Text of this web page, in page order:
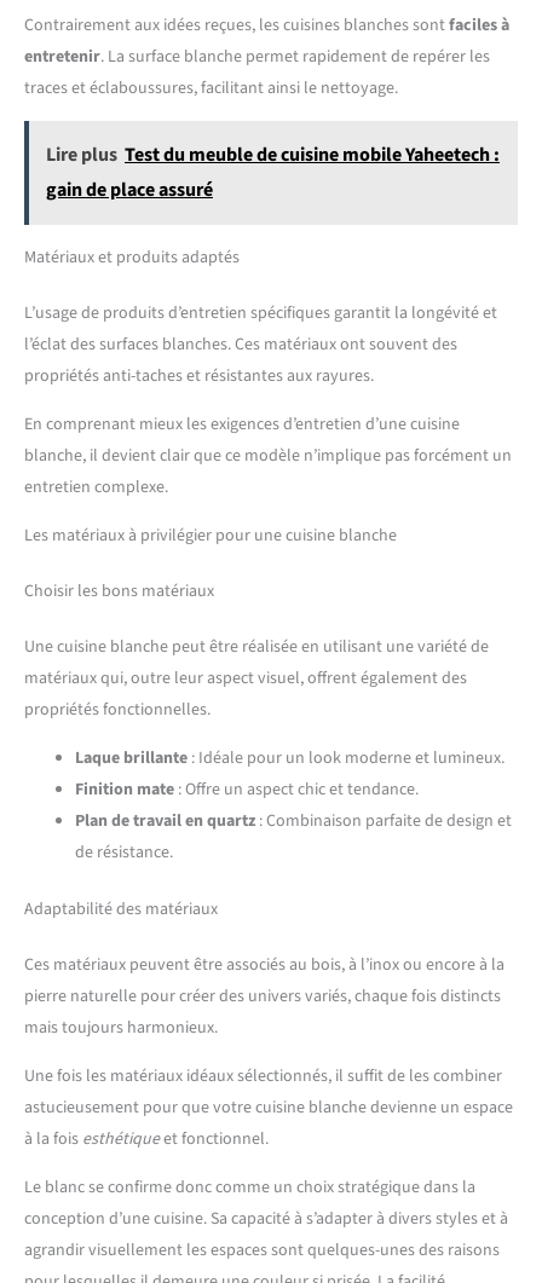
Contrairement aux idées reçues, les cuisines blanches sontfaciles à
entretenir. La surface blanche permet rapidement de repérer les
traces et éclaboussures, facilitant ainsi le nettoyage.
Lire plus Test du meuble de cuisine mobile Yaheetech :
gain de place assuré
Matériaux et produits adaptés
L’usage de produits d’entretien spécifiques garantit la longévité et
l’éclat des surfaces blanches. Ces matériaux ont souvent des
propriétés anti-taches et résistantes aux rayures.
En comprenant mieux les exigences d’entretien d’une cuisine
blanche, il devient clair que ce modèle n’implique pas forcément un
entretien complexe.
Les matériaux à privilégier pour une cuisine blanche
Choisir les bons matériaux
Une cuisine blanche peut être réalisée en utilisant une variété de
matériaux qui, outre leur aspect visuel, offrent également des
propriétés fonctionnelles.
Laque brillante : Idéale pour un look moderne et lumineux.
Finition mate : Offre un aspect chic et tendance.
Plan de travail en quartz : Combinaison parfaite de design et
de résistance.
Adaptabilité des matériaux
Ces matériaux peuvent être associés au bois, à l’inox ou encore à la
pierre naturelle pour créer des univers variés, chaque fois distincts
mais toujours harmonieux.
Une fois les matériaux idéaux sélectionnés, il suffit de les combiner
astucieusement pour que votre cuisine blanche devienne un espace
à la fois esthétiqueet fonctionnel.
Le blanc se confirme donc comme un choix stratégique dans la
conception d’une cuisine. Sa capacité à s’adapter à divers styles et à
agrandir visuellement les espaces sont quelques-unes des raisons